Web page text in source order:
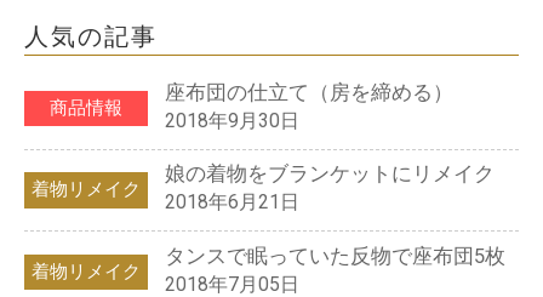
人気の記事
商品情報
座布団の仕立て（房を締める）
2018年9月30日
着物リメイク
娘の着物をブランケットにリメイク
2018年6月21日
着物リメイク
タンスで眠っていた反物で座布団5枚
2018年7月05日